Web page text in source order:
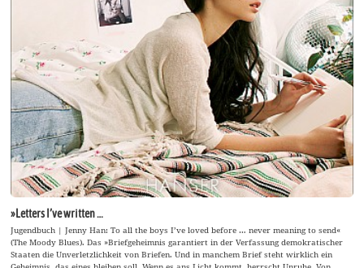
»Letters I’ve written …
Jugendbuch | Jenny Han: To all the boys I’ve loved before … never meaning to send«
(The Moody Blues). Das »Briefgeheimnis garantiert in der Verfassung demokratischer
Staaten die Unverletzlichkeit von Briefen. Und in manchem Brief steht wirklich ein